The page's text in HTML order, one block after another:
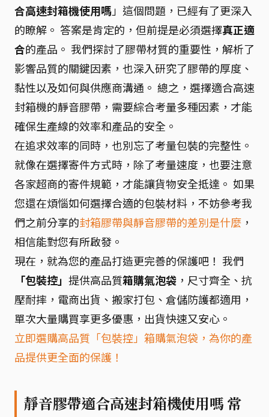
合高速封箱機使用嗎」這個問題，已經有了更深入
的瞭解。 答案是肯定的，但前提是必須選擇真正適
合的產品。 我們探討了膠帶材質的重要性，解析了
影響品質的關鍵因素，也深入研究了膠帶的厚度、
黏性以及如何與供應商溝通。 總之，選擇適合高速
封箱機的靜音膠帶，需要綜合考量多種因素，才能
確保生產線的效率和產品的安全。
在追求效率的同時，也別忘了考量包裝的完整性。
就像在選擇寄件方式時，除了考量速度，也要注意
各家超商的寄件規範，才能讓貨物安全抵達。 如果
您還在煩惱如何選擇合適的包裝材料，不妨參考我
們之前分享的封箱膠帶與靜音膠帶的差別是什麼 ，
相信能對您有所啟發。
現在，就為您的產品打造更完善的保護吧！ 我們
「包裝控」 提供高品質箱購氣泡袋 ，尺寸齊全、抗
壓耐摔，電商出貨、搬家打包、倉儲防護都適用，
單次大量購買享更多優惠，出貨快速又安心。
立即選購高品質「包裝控」箱購氣泡袋，為你的產
品提供更全面的保護！
靜音膠帶適合高速封箱機使用嗎 常